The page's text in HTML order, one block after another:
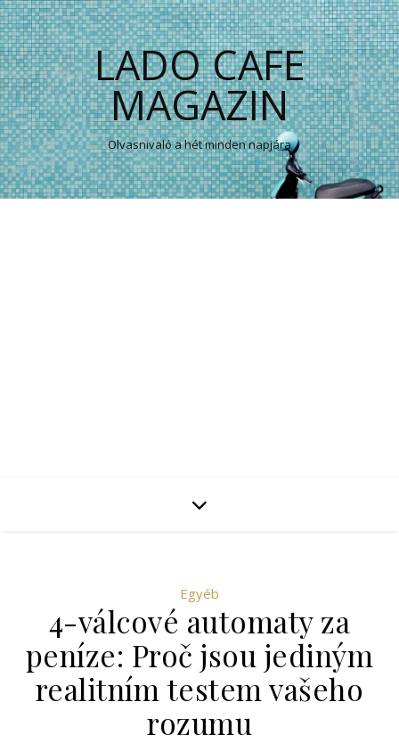
LADO CAFE
MAGAZIN
Olvasnivaló a hét minden napjára
Egyéb
4-válcové automaty za
peníze: Proč jsou jediným
realitním testem vašeho
rozumu